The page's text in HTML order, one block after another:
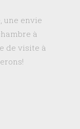
une envie
à
de visite à